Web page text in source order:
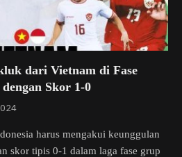
dari Vietnam di Fase
Skor 1-0
harus mengakui keunggulan
skor tipis 0-1 dalam laga fase grup